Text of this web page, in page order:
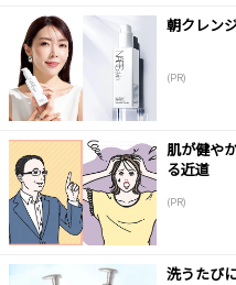
朝クレン
(PR)
肌が健や
る近道
(PR)
洗うたび